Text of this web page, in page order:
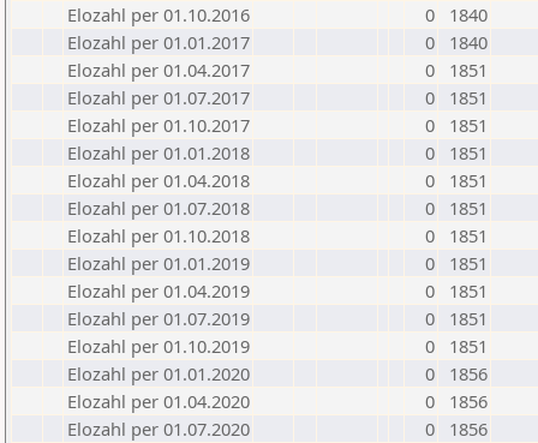
Elozahl per 01.10.2016
0
1840
Elozahl per 01.01.2017
0
1840
Elozahl per 01.04.2017
0
1851
Elozahl per 01.07.2017
0
1851
Elozahl per 01.10.2017
0
1851
Elozahl per 01.01.2018
0
1851
Elozahl per 01.04.2018
0
1851
Elozahl per 01.07.2018
0
1851
Elozahl per 01.10.2018
0
1851
Elozahl per 01.01.2019
0
1851
Elozahl per 01.04.2019
0
1851
Elozahl per 01.07.2019
0
1851
Elozahl per 01.10.2019
0
1851
Elozahl per 01.01.2020
0
1856
Elozahl per 01.04.2020
0
1856
Elozahl per 01.07.2020
0
1856